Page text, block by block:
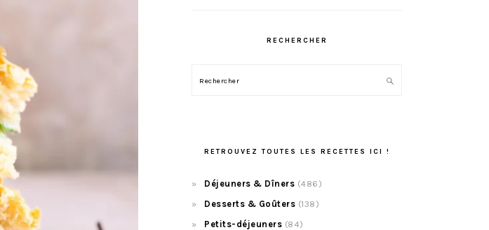
RECHERCHER
Rechercher
RETROUVEZ TOUTES LES RECETTES ICI !
Déjeuners & Dîners (486)
Desserts & Goûters (138)
Petits-déjeuners (84)